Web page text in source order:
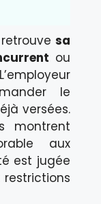
retrouvesa
ou
le
versées.
montrent
aux
est jugée